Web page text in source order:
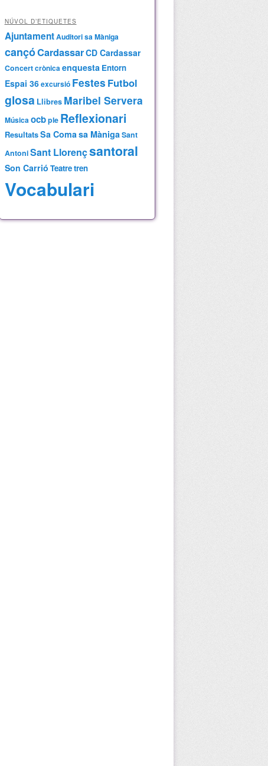
NÚVOL D’ETIQUETES
AjuntamentAuditori sa Màniga
cançóCardassarCD Cardassar
Concertcrònicaenquesta Entorn
Espai 36excursió Festes Futbol
glosa Llibres Maribel Servera
Músicaocbple Reflexionari
ResultatsSa Comasa MànigaSant
AntoniSant Llorençsantoral
Son Carrió Teatretren
Vocabulari